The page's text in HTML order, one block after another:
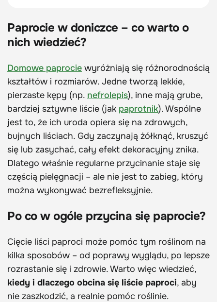
Paprocie w doniczce – co warto o
nich wiedzieć?
Domowe paprocie wyróżniają się różnorodnością
kształtów i rozmiarów. Jedne tworzą lekkie,
pierzaste kępy (np. nefrolepis), inne mają grube,
bardziej sztywne liście (jak paprotnik). Wspólne
jest to, że ich uroda opiera się na zdrowych,
bujnych liściach. Gdy zaczynają żółknąć, kruszyć
się lub zasychać, cały efekt dekoracyjny znika.
Dlatego właśnie regularne przycinanie staje się
częścią pielęgnacji – ale nie jest to zabieg, który
można wykonywać bezrefleksyjnie.
Po co w ogóle przycina się paprocie?
Cięcie liści paproci może pomóc tym roślinom na
kilka sposobów – od poprawy wyglądu, po lepsze
rozrastanie się i zdrowie. Warto więc wiedzieć,
kiedy i dlaczego obcina się liście paproci, aby
nie zaszkodzić, a realnie pomóc roślinie.